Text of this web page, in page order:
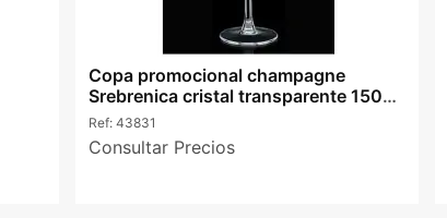
Copa promocional champagne
Srebrenica cristal transparente 150
ml
Ref: 43831
Consultar Precios